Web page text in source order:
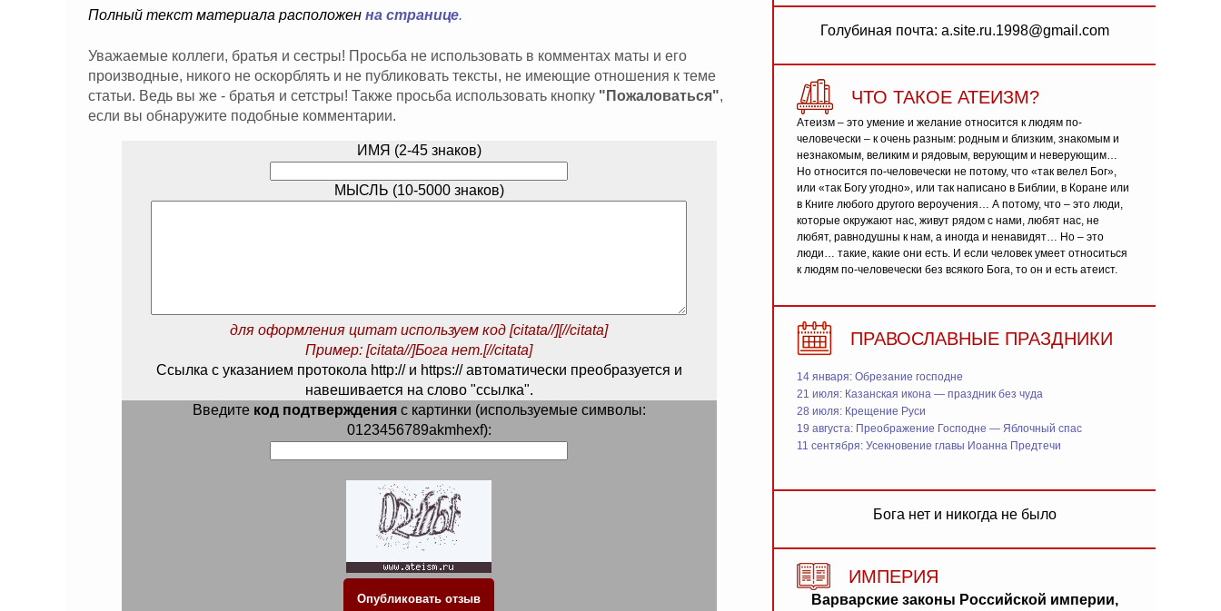
Полный текст материала расположен на странице.
Уважаемые коллеги, братья и сестры! Просьба не использовать в комментах маты и его
производные, никого не оскорблять и не публиковать тексты, не имеющие отношения к теме
статьи. Ведь вы же - братья и сетстры! Также просьба использовать кнопку "Пожаловаться",
если вы обнаружите подобные комментарии.
ИМЯ (2-45 знаков)
МЫСЛЬ (10-5000 знаков)
для оформления цитат используем код [citata//][//citata]
Пример: [citata//]Бога нет.[//citata]
Ссылка с указанием протокола http:// и https:// автоматически преобразуется и
навешивается на слово "ссылка".
Введите код подтвержденияс картинки (используемые символы:
0123456789akmhexf):
Голубиная почта: a.site.ru.1998@gmail.com
ЧТО ТАКОЕ АТЕИЗМ?
Атеизм – это умение и желание относится к людям по-
человечески – к очень разным: родным и близким, знакомым и
незнакомым, великим и рядовым, верующим и неверующим…
Но относится по-человечески не потому, что «так велел Бог»,
или «так Богу угодно», или так написано в Библии, в Коране или
в Книге любого другого вероучения… А потому, что – это люди,
которые окружают нас, живут рядом с нами, любят нас, не
любят, равнодушны к нам, а иногда и ненавидят… Но – это
люди… такие, какие они есть. И если человек умеет относиться
к людям по-человечески без всякого Бога, то он и есть атеист.
ПРАВОСЛАВНЫЕ ПРАЗДНИКИ
14 января: Обрезание господне
21 июля: Казанская икона — праздник без чуда
28 июля: Крещение Руси
19 августа: Преображение Господне — Яблочный спас
11 сентября: Усекновение главы Иоанна Предтечи
Бога нет и никогда не было
ИМПЕРИЯ
Варварские законы Российской империи,